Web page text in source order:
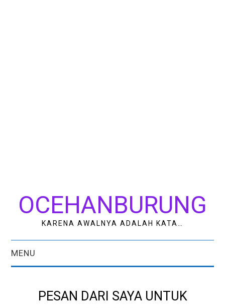
OCEHANBURUNG
KARENA AWALNYA ADALAH KATA…
MENU
PESAN DARI SAYA UNTUK